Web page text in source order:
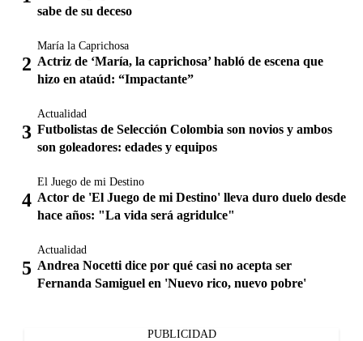
sabe de su deceso
María la Caprichosa
Actriz de ‘María, la caprichosa’ habló de escena que
hizo en ataúd: “Impactante”
Actualidad
Futbolistas de Selección Colombia son novios y ambos
son goleadores: edades y equipos
El Juego de mi Destino
Actor de 'El Juego de mi Destino' lleva duro duelo desde
hace años: "La vida será agridulce"
Actualidad
Andrea Nocetti dice por qué casi no acepta ser
Fernanda Samiguel en 'Nuevo rico, nuevo pobre'
PUBLICIDAD